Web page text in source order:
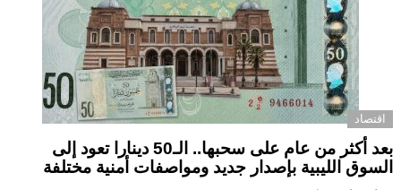
اقتصاد
بعد أكثر من عام على سحبها.. الـ50 دينارا تعود إلى
السوق الليبية بإصدار جديد ومواصفات أمنية مختلفة